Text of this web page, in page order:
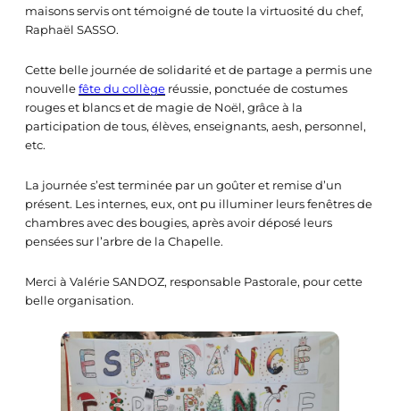
maisons servis ont témoigné de toute la virtuosité du chef,
Raphaël SASSO.
Cette belle journée de solidarité et de partage a permis une
nouvelle fête du collège réussie, ponctuée de costumes
rouges et blancs et de magie de Noël, grâce à la
participation de tous, élèves, enseignants, aesh, personnel,
etc.
La journée s’est terminée par un goûter et remise d’un
présent. Les internes, eux, ont pu illuminer leurs fenêtres de
chambres avec des bougies, après avoir déposé leurs
pensées sur l’arbre de la Chapelle.
Merci à Valérie SANDOZ, responsable Pastorale, pour cette
belle organisation.